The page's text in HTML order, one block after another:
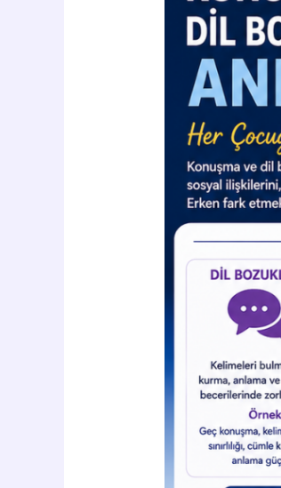
Duyulmayı
Hak